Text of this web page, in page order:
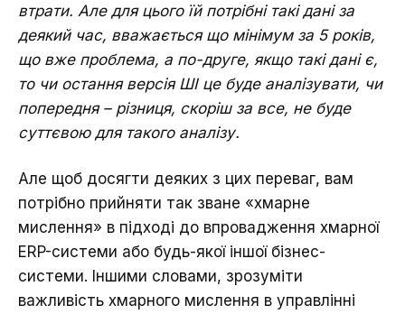
втрати. Але для цього їй потрібні такі дані за
деякий час, вважається що мінімум за 5 років,
що вже проблема, а по-друге, якщо такі дані є,
то чи остання версія ШІ це буде аналізувати, чи
попередня – різниця, скоріш за все, не буде
суттєвою для такого аналізу.
Але щоб досягти деяких з цих переваг, вам
потрібно прийняти так зване «хмарне
мислення» в підході до впровадження хмарної
ERP-системи або будь-якої іншої бізнес-
системи. Іншими словами, зрозуміти
важливість хмарного мислення в управлінні